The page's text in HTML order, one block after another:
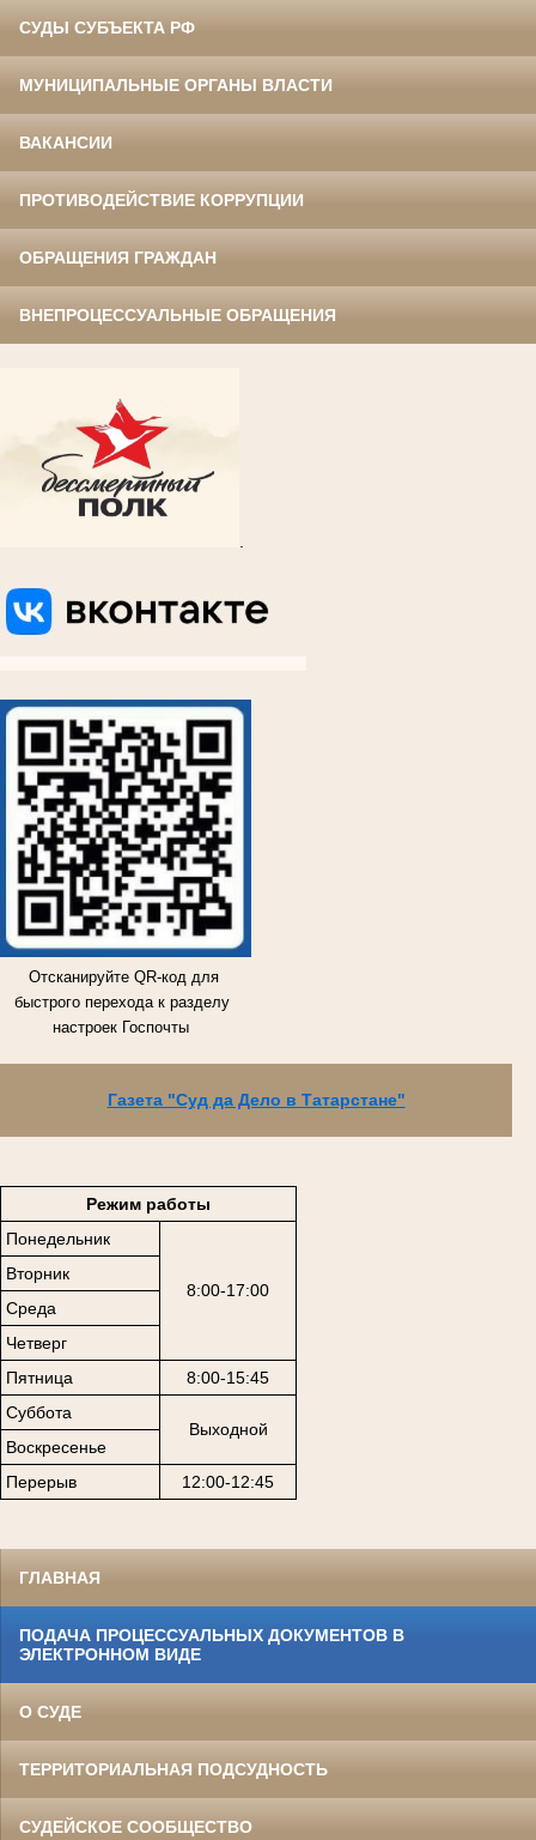
СУДЫ СУБЪЕКТА РФ
МУНИЦИПАЛЬНЫЕ ОРГАНЫ ВЛАСТИ
ВАКАНСИИ
ПРОТИВОДЕЙСТВИЕ КОРРУПЦИИ
ОБРАЩЕНИЯ ГРАЖДАН
ВНЕПРОЦЕССУАЛЬНЫЕ ОБРАЩЕНИЯ
.
Отсканируйте QR-код для
быстрого перехода к разделу
настроек Госпочты
Газета "Суд да Дело в Татарстане"
Режим работы
Понедельник
8:00-17:00
Вторник
Среда
Четверг
Пятница
8:00-15:45
Суббота
Выходной
Воскресенье
Перерыв
12:00-12:45
ГЛАВНАЯ
ПОДАЧА ПРОЦЕССУАЛЬНЫХ ДОКУМЕНТОВ В
ЭЛЕКТРОННОМ ВИДЕ
О СУДЕ
ТЕРРИТОРИАЛЬНАЯ ПОДСУДНОСТЬ
СУДЕЙСКОЕ СООБЩЕСТВО